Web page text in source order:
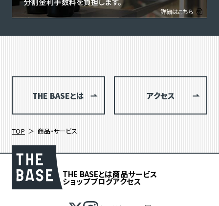
THE BASEとは アクセス
TOP 商品・サービス
THE BASEとは商品サービス
ショップブログアクセス